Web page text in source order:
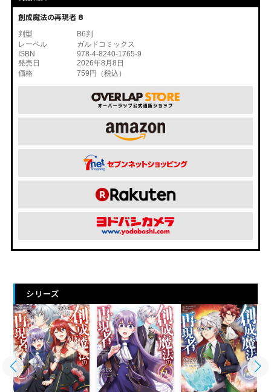
創成魔法の再現者 8
判型
B6判
レーベル
ガルドコミックス
ISBN
978-4-8240-1765-9
発売日
2026年8月8日
価格
759円（税込）
シリーズ